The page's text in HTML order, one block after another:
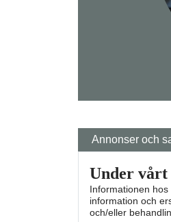
Annonser och
Under vårt
Informationen
information och
och/eller